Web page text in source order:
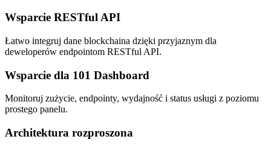
Wsparcie RESTful API
Łatwo integruj dane blockchaina dzięki przyjaznym dla
deweloperów endpointom RESTful API.
Wsparcie dla 101 Dashboard
Monitoruj zużycie, endpointy, wydajność i status usługi z poziomu
prostego panelu.
Architektura rozproszona